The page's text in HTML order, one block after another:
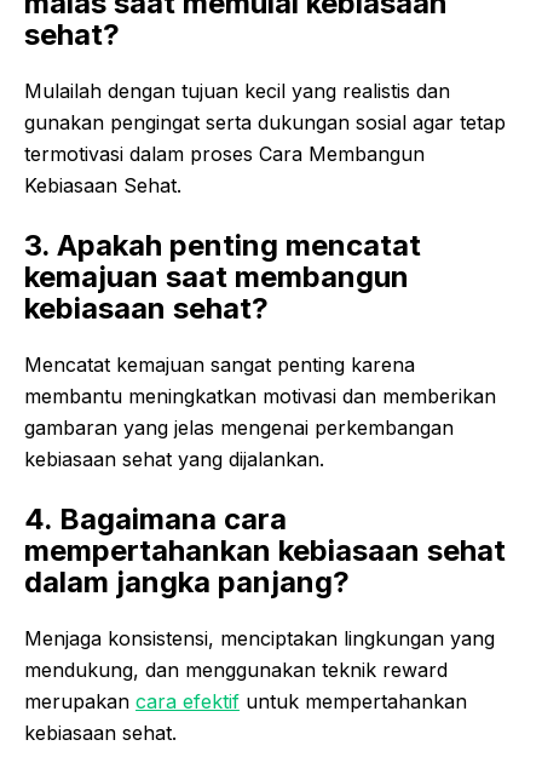
sehat?
Mulailah dengan tujuan kecil yang realistis dan
gunakan pengingat serta dukungan sosial agar tetap
termotivasi dalam proses Cara Membangun
Kebiasaan Sehat.
3. Apakah penting mencatat
kemajuan saat membangun
kebiasaan sehat?
Mencatat kemajuan sangat penting karena
membantu meningkatkan motivasi dan memberikan
gambaran yang jelas mengenai perkembangan
kebiasaan sehat yang dijalankan.
4. Bagaimana cara
mempertahankan kebiasaan sehat
dalam jangka panjang?
Menjaga konsistensi, menciptakan lingkungan yang
mendukung, dan menggunakan teknik reward
merupakan cara efektif untuk mempertahankan
kebiasaan sehat.